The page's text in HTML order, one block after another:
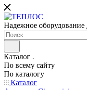
Надежное оборудование
Каталог
По всему сайту
По каталогу
Каталог